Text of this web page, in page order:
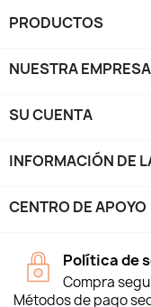
PRODUCTOS
NUESTRA EMPRESA
SU CUENTA
INFORMACIÓN DE
CENTRO DE APOYO
Política de
Compra
Métodos de pago